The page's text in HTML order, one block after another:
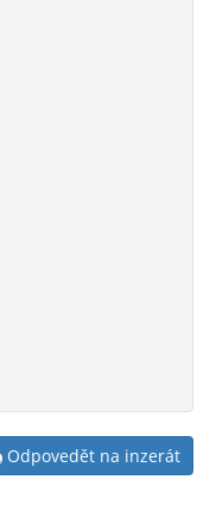
Odpovedět na inzerát